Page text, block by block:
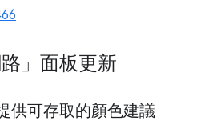
」面板更新
供可存取的顏色建議